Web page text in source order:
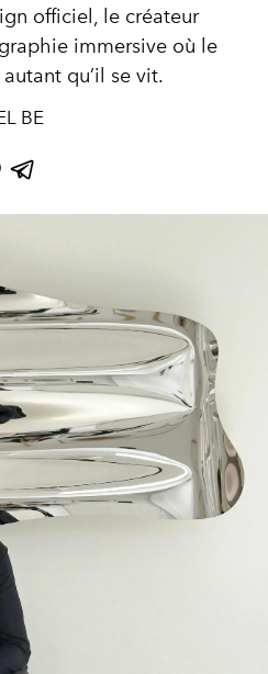
officiel, le créateur
immersive où le
qu’il se vit.
BE